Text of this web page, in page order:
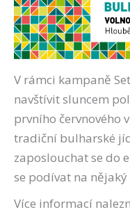
V rámci kampaně
navštívit sluncem
prvního červnového
tradiční bulharské
zaposlouchat se do
se podívat na
Více informací